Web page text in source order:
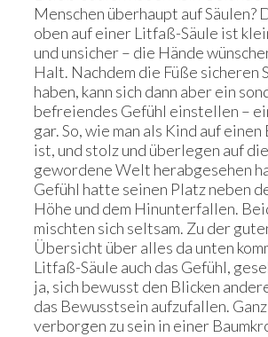
Menschen überhaupt auf Säulen?
oben auf einer Litfaß-Säule ist
und unsicher – die Hände
Halt. Nachdem die Füße sicheren
haben, kann sich dann aber ein
befreiendes Gefühl einstellen –
gar. So, wie man als Kind auf
ist, und stolz und überlegen auf
gewordene Welt herabgesehen
Gefühl hatte seinen Platz neben
Höhe und dem Hinunterfallen.
mischten sich seltsam. Zu der
Übersicht über alles da unten
Litfaß-Säule auch das Gefühl,
ja, sich bewusst den Blicken
das Bewusstsein aufzufallen.
verborgen zu sein in einer